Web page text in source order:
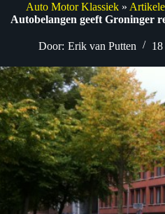
Auto Motor Klassiek»
Autobelangen geeft Groninger
Door: Erik van Putten 18